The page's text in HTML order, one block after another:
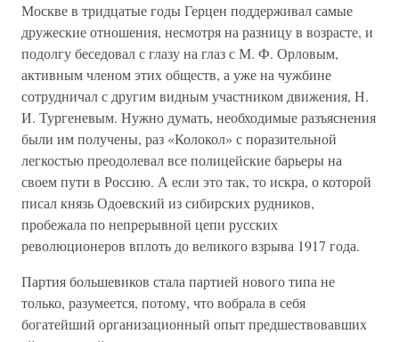
Москве в тридцатые годы Герцен поддерживал самые
дружеские отношения, несмотря на разницу в возрасте, и
подолгу беседовал с глазу на глаз с М. Ф. Орловым,
активным членом этих обществ, а уже на чужбине
сотрудничал с другим видным участником движения, Н.
И. Тургеневым. Нужно думать, необходимые разъяснения
были им получены, раз «Колокол» с поразительной
легкостью преодолевал все полицейские барьеры на
своем пути в Россию. А если это так, то искра, о которой
писал князь Одоевский из сибирских рудников,
пробежала по непрерывной цепи русских
революционеров вплоть до великого взрыва 1917 года.
Партия большевиков стала партией нового типа не
только, разумеется, потому, что вобрала в себя
богатейший организационный опыт предшествовавших